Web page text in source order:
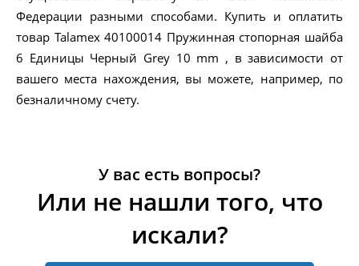
Федерации разными способами. Купить и оплатить
товар Talamex 40100014 Пружинная стопорная шайба
6 Единицы Черный Grey 10 mm , в зависимости от
вашего места нахождения, вы можете, например, по
безналичному счету.
У вас есть вопросы?
Или не нашли того, что
искали?